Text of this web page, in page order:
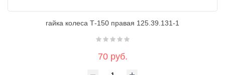
гайка колеса Т-150 правая 125.39.131-1
70 руб.